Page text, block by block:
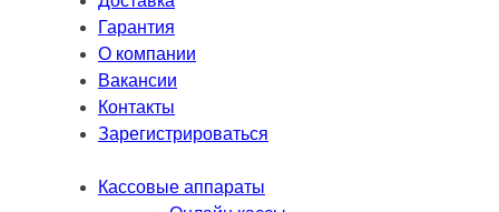
Гарантия
О компании
Вакансии
Контакты
Зарегистрироваться
Кассовые аппараты